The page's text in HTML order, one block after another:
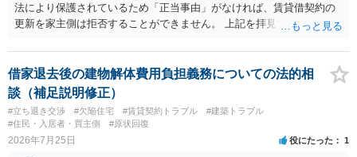
法により保護されているため「正当事由」がなければ、賃貸借契約の
更新を家主側は拒否することができません。 上記を拝見する限り、通
定期確認させてもらないこと」が直ちに正当事由に当たるとは思えま
せんので、更新拒絶を拒否される方向性でよろしいかと存じます。 そ
の交渉の中で、一定の金銭をもらえれば退去には応じる旨交渉をして
みるのはいかがでしょうか。 過去に賃借人の許可なく無断で賃貸人が
入室する行為自体は不法行為となり、また刑事的にも住居侵入罪が成
立する可能性がありますので、これを理由に一定の金銭賠償を求める
借家退去後の建物解体費用負担義務についての法的相
談（補足説明修正）
#立ち退き交渉 #欠陥住宅 #賃貸契約トラブル
#建築トラブル
#住民・入居者・買主側
#原状回復
2026年7月25日 役にたった 1